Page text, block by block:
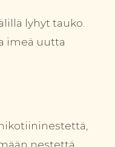
lyhyt tauko.
imeä uutta
nestettä